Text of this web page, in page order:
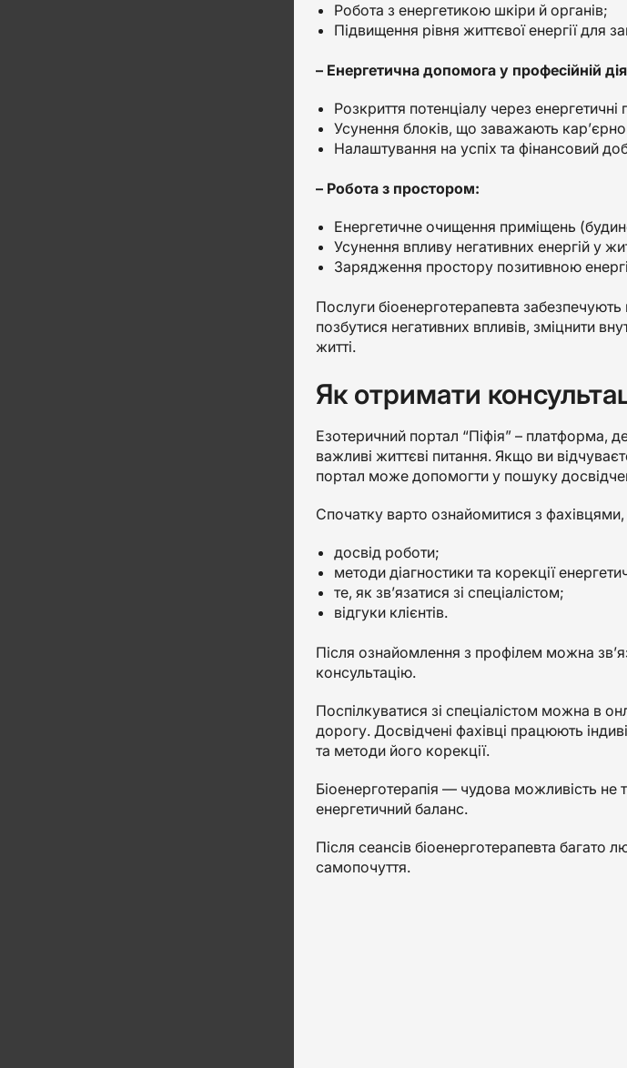
Робота з енергетикою шкіри й органів;
Підвищення рівня життєвої енергії для
– Енергетична допомога у професійній
Розкриття потенціалу через енергетичні
Усунення блоків, що заважають
Налаштування на успіх та фінансовий
– Робота з простором:
Енергетичне очищення приміщень
Усунення впливу негативних енергій у
Зарядження простору позитивною
Послуги біоенерготерапевта
позбутися негативних впливів, зміцнити
житті.
Як отримати
Езотеричний портал “Піфія” – платформа,
важливі життєві питання. Якщо ви
портал може допомогти у пошуку
Спочатку варто ознайомитися з фахівцями,
досвід роботи;
методи діагностики та корекції
те, як зв’язатися зі спеціалістом;
відгуки клієнтів.
Після ознайомлення з профілем можна
консультацію.
Поспілкуватися зі спеціалістом можна в
дорогу. Досвідчені фахівці працюють
та методи його корекції.
Біоенерготерапія — чудова можливість не
енергетичний баланс.
Після сеансів біоенерготерапевта багато
самопочуття.